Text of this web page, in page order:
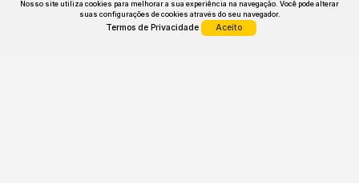
Nosso site utiliza cookies para melhorar a sua experiência na navegação. Você pode alterar
suas configurações de cookies através do seu navegador.
Termos de Privacidade Aceito
Avenida José Loureiro da Silva, 2025, Sala 1707, Centro,
Brasil